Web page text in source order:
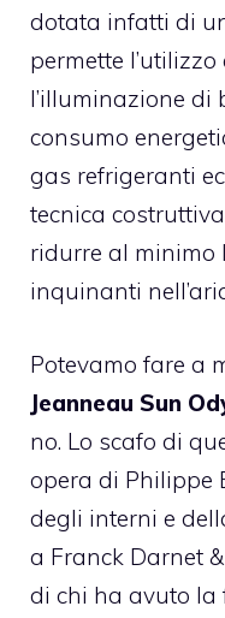
dotata infatti di
permette
l’illuminazione di
consumo
gas refrigeranti
tecnica
ridurre al minimo
inquinanti
Potevamo fare a
Jeanneau Sun
no. Lo scafo di
opera di Philippe
degli interni e
a Franck Darnet
di chi ha avuto la